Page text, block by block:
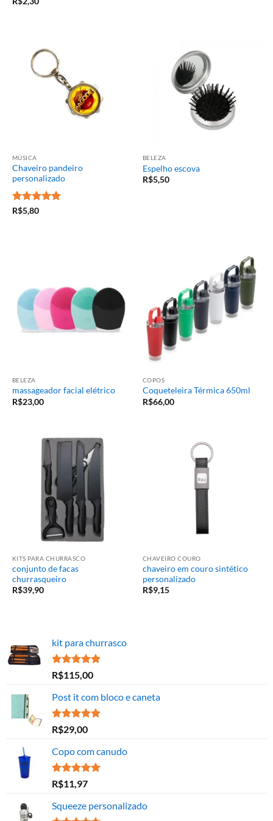
MÚSICA
Chaveiro pandeiro
personalizado
Avaliação
R$5,80
BELEZA
Espelho escova
R$5,50
BELEZA
massageador facial elétrico
R$23,00
COPOS
Coqueteleira Térmica 650ml
R$66,00
KITS PARA CHURRASCO
conjunto de facas
churrasqueiro
R$39,90
CHAVEIRO COURO
chaveiro em couro sintético
personalizado
R$9,15
kit para churrasco
Avaliação
5.00
de 5
R$115,00
Post it com bloco e caneta
Avaliação
5.00
de 5
R$29,00
Copo com canudo
Avaliação
5.00
de 5
R$11,97
Squeeze personalizado